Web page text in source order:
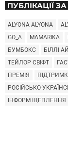
ПУБЛІКАЦІЇ
ALYONA ALYONA
GO_A
MAMARIKA
БУМБОКС
БІЛЛІ
ТЕЙЛОР СВІФТ
ПРЕМІЯ
РОСІЙСЬКО-
ІНФОРМ ЩЕПЛЕННЯ